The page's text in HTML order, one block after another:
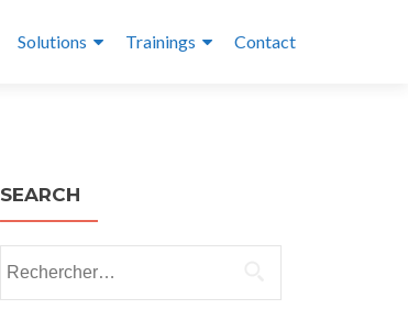
Solutions Trainings Contact
SEARCH